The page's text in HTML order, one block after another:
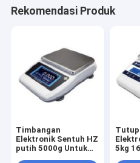
Rekomendasi Produk
Timbangan
Elektronik Sentuh HZ
putih 5000g Untuk
5kg